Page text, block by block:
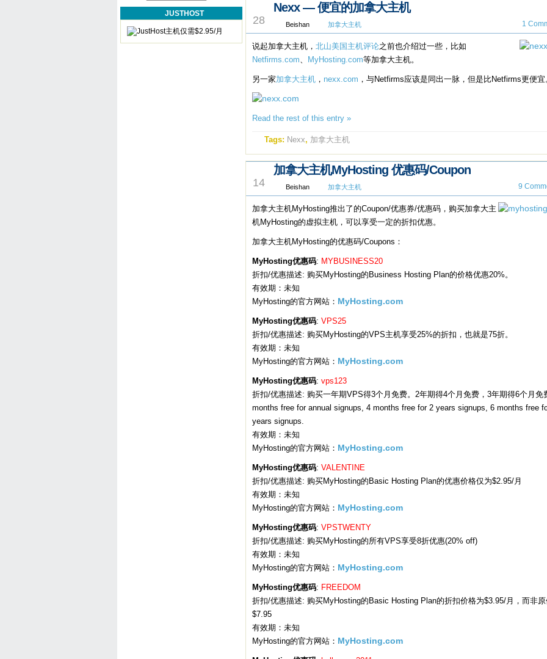
JUSTHOST
28
Nexx — 便宜的加拿大主机
Beishan 加拿大主机 1
说起加拿大主机， 北山美国主机评论之前也介绍过一些，比如
Netfirms.com、 MyHosting.com等加拿大主机。
另一家加拿大主机 ， nexx.com ，与Netfirms应该是同出一脉，但是比Netfirms更便宜
Read the rest of this entry »
Tags: Nexx, 加拿大主机
14
加拿大主机MyHosting 优惠码/Coupon
Beishan 加拿大主机 9
加拿大主机MyHosting推出了的Coupon/优惠券/优惠码，购买加拿大主
机MyHosting的虚拟主机，可以享受一定的折扣优惠。
加拿大主机MyHosting的优惠码/Coupons：
MyHosting优惠码: MYBUSINESS20
折扣/优惠描述: 购买MyHosting的Business Hosting Plan的价格优惠20%。
有效期：未知
MyHosting的官方网站： MyHosting.com
MyHosting优惠码: VPS25
折扣/优惠描述: 购买MyHosting的VPS主机享受25%的折扣，也就是75折。
有效期：未知
MyHosting的官方网站： MyHosting.com
MyHosting优惠码: vps123
折扣/优惠描述: 购买一年期VPS得3个月免费。2年期得4个月免费，3年期得6个月免
months free for annual signups, 4 months free for 2 years signups, 6 months free
years signups.
有效期：未知
MyHosting的官方网站： MyHosting.com
MyHosting优惠码: VALENTINE
折扣/优惠描述: 购买MyHosting的Basic Hosting Plan的优惠价格仅为$2.95/月
有效期：未知
MyHosting的官方网站： MyHosting.com
MyHosting优惠码: VPSTWENTY
折扣/优惠描述: 购买MyHosting的所有VPS享受8折优惠(20% off)
有效期：未知
MyHosting的官方网站： MyHosting.com
MyHosting优惠码: FREEDOM
折扣/优惠描述: 购买MyHosting的Basic Hosting Plan的折扣价格为$3.95/月，而非
$7.95
有效期：未知
MyHosting的官方网站： MyHosting.com